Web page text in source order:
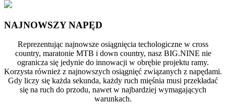
NAJNOWSZY NAPĘD
Reprezentując najnowsze osiągnięcia techologiczne w cross
country, maratonie MTB i down country, nasz BIG.NINE nie
ogranicza się jedynie do innowacji w obrębie projektu ramy.
Korzysta również z najnowszych osiągnięć związanych z napędami.
Gdy liczy się każda sekunda, każdy ruch mięśnia musi przekładać
się na ruch do przodu, nawet w najbardziej wymagających
warunkach.